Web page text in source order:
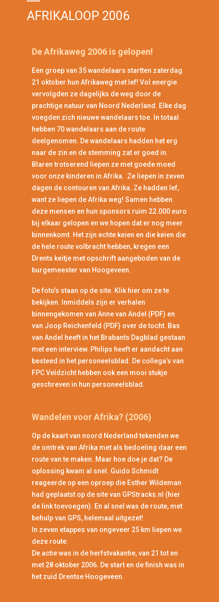
AFRIKALOOP 2006
De Afrikaweg 2006 is gelopen!
Een groep van 35 wandelaars startten zaterdag
21 oktober hun Afrikaweg met lef! Vol energie
vervolgden ze dagelijks de weg door de
prachtige natuur van Noord Nederland. Elke dag
voegden zich nieuwe wandelaars toe. In totaal
hebben 70 wandelaars aan de route
deelgenomen. De wandelaars hadden het erg
naar de zin en de stemming zat er goed in.
Blaren trotserend liepen ze met goede moed
voor onze kinderen in Afrika. Ze liepen in zeven
dagen de contouren van Afrika. Ze hadden lef,
want ze liepen de Afrika weg! Samen hebben
deze mensen en hun sponsors ruim 22.000 euro
bij elkaar gelopen en we hopen dat er nog meer
binnenkomt. Het zijn echte keien en die keien die
de hele route volbracht hebben, kregen een
Drents keitje met opschrift aangeboden van de
burgemeester van Hoogeveen.
De foto’s staan op de site. Klik hier om ze te
bekijken. Inmiddels zijn er verhalen
binnengekomen van Anne van Andel (PDF) en
van Joop Reichenfeld (PDF) over de tocht. Bas
van Andel heeft in het Brabants Dagblad gestaan
met een interview. Philips heeft er aandacht aan
besteed in het personeelsblad. De collega’s van
FPC Veldzicht hebben ook een mooi stukje
geschreven in hun personeelsblad.
Wandelen voor Afrika? (2006)
Op de kaart van noord Nederland tekenden we
de omtrek van Afrika met als bedoeling daar een
route van te maken. Maar hoe doe je dat? De
oplossing kwam al snel. Guido Schmidt
reageerde op een oproep die Esther Wildeman
had geplaatst op de site van GPStracks.nl (hier
de link toevoegen). En al snel was de route, met
behulp van GPS, helemaal uitgezet!
In zeven etappes van ongeveer 25 km liepen we
deze route.
De actie was in de herfstvakantie, van 21 tot en
met 28 oktober 2006. De start en de finish was in
het zuid Drentse Hoogeveen.